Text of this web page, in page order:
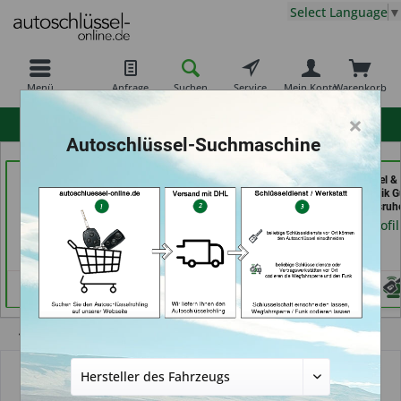
Menü Anfrage Suchen Service Warenkorb
Mein Konto
Select Language ▼
Schlüsseldienst (in
Grevenbroich)
Händlerprofil
KEYHERO
Autoschlüssel (in Berlin)
Händlerprofil
Keine Services hinterlegt
Aba Schlüssel &
Sicherheitstechnik
GmbH (in
Händlerprofil
×
Autoschlüssel-Suchmaschine